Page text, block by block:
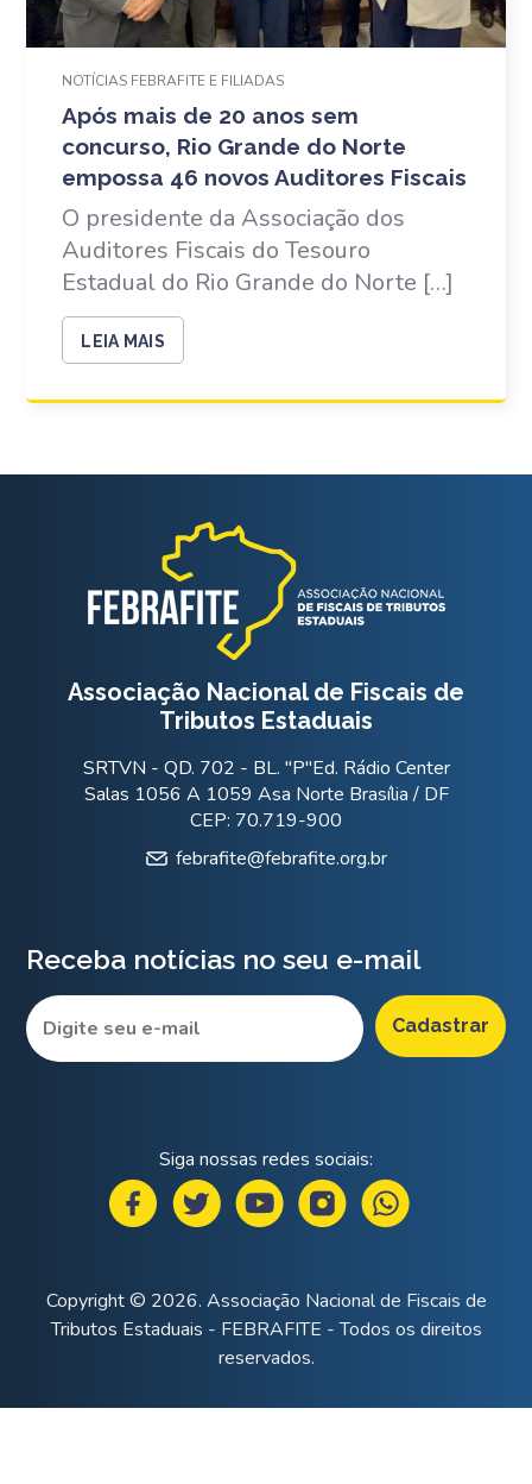
NOTÍCIAS FEBRAFITE E FILIADAS
Após mais de 20 anos sem
concurso, Rio Grande do Norte
empossa 46 novos Auditores Fiscais
O presidente da Associação dos
Auditores Fiscais do Tesouro
Estadual do Rio Grande do Norte […]
LEIA MAIS
Associação Nacional de Fiscais de
Tributos Estaduais
SRTVN - QD. 702 - BL. "P"Ed. Rádio Center
Salas 1056 A 1059 Asa Norte Brasília / DF
CEP: 70.719-900
febrafite@febrafite.org.br
Receba notícias no seu e-mail
Siga nossas redes sociais:
Copyright © 2026. Associação Nacional de Fiscais de
Tributos Estaduais - FEBRAFITE - Todos os direitos
reservados.